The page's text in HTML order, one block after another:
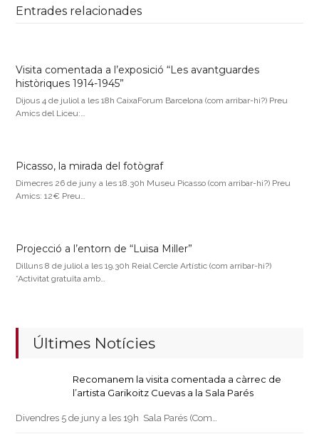
Entrades relacionades
Visita comentada a l’exposició “Les avantguardes
històriques 1914-1945”
Dijous 4 de juliol a les 18h CaixaForum Barcelona (com arribar-hi?) Preu
Amics del Liceu:…
Picasso, la mirada del fotògraf
Dimecres 26 de juny a les 18.30h Museu Picasso (com arribar-hi?) Preu
Amics: 12€ Preu…
Projecció a l’entorn de “Luisa Miller”
Dilluns 8 de juliol a les 19.30h Reial Cercle Artístic (com arribar-hi?)
*Activitat gratuïta amb…
Últimes Notícies
Recomanem la visita comentada a càrrec de
l’artista Garikoitz Cuevas a la Sala Parés
Divendres 5 de juny a les 19h Sala Parés (Com…